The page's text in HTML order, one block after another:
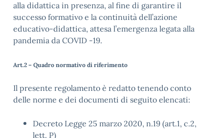
alla didattica in presenza, al fine di garantire il
successo formativo e la continuità dell’azione
educativo-didattica, attesa l’emergenza legata alla
pandemia da COVID -19.
Art.2 – Quadro normativo di riferimento
Il presente regolamento è redatto tenendo conto
delle norme e dei documenti di seguito elencati:
Decreto Legge 25 marzo 2020, n.19 (art.1, c.2,
lett. P)